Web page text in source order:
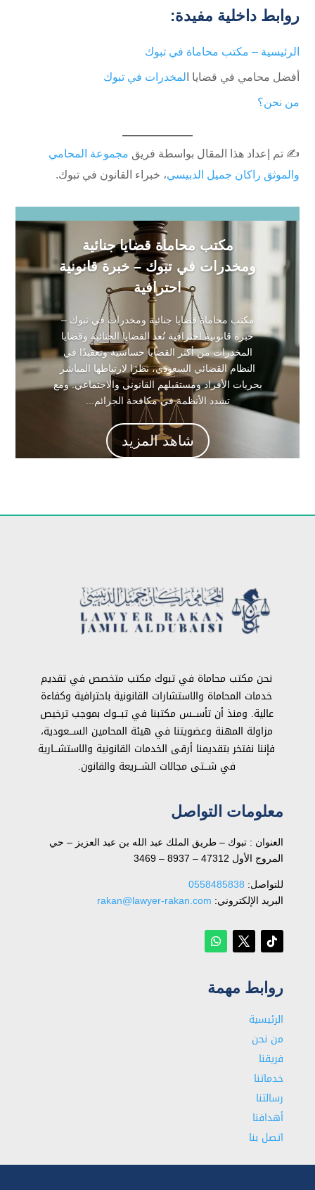
روابط داخلية مفيدة:
الرئيسية – مكتب محاماة في تبوك
أفضل محامي في قضايا ا لمخدرات في تبوك
من نحن؟
✍️ تم إعداد هذا المقال بواسطة فريق مجموعة المحامي
والموثق راكان جميل الدبيسي، خبراء القانون في تبوك.
مكتب محاماة قضايا جنائية
ومخدرات في تبوك – خبرة قانونية
احترافية
مكتب محاماة قضايا جنائية ومخدرات في تبوك –
خبرة قانونية احترافية تُعد القضايا الجنائية وقضايا
المخدرات من أكثر القضايا حساسية وتعقيدًا في
النظام القضائي السعودي، نظرًا لارتباطها المباشر
بحريات الأفراد ومستقبلهم القانوني والاجتماعي. ومع
تشدد الأنظمة في مكافحة الجرائم...
شاهد المزيد
نحن مكتب محاماة في تبوك مكتب متخصص في تقديم
خدمات المحاماة والاستشارات القانونية باحترافية وكفاءة
عالية. ومنذ أن تأســـس مكتبنا في تبـــوك بموجب ترخيص
مزاولة المهنة وعضويتنا في هيئة المحامين الســـعودية،
فإننا نفتخر بتقديمنا أرقى الخدمات القانونية والاستشـــارية
في شـــتى مجالات الشـــريعة والقانون.
معلومات التواصل
العنوان : تبوك – طريق الملك عبد الله بن عبد العزيز – حي
المروج الأول 47312 – 8937 – 3469
للتواصل: ⁦ 0558485838
البريد الإلكتروني: rakan@lawyer-rakan.com
روابط مهمة
الرئيسية
من نحن
فريقنا
خدماتنا
رسالتنا
أهدافنا
اتصل بنا